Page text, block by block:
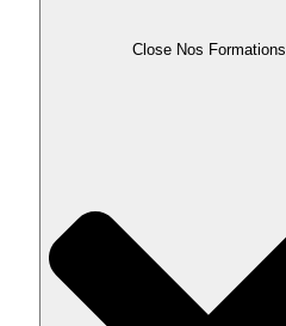
Close Nos Formations